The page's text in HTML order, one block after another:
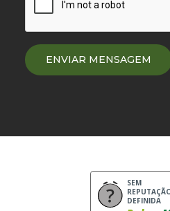
SEM
DEFINIDA